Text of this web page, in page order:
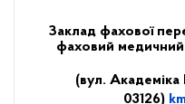
Заклад фахової
фаховий медичний
(вул. Академіка
03126)